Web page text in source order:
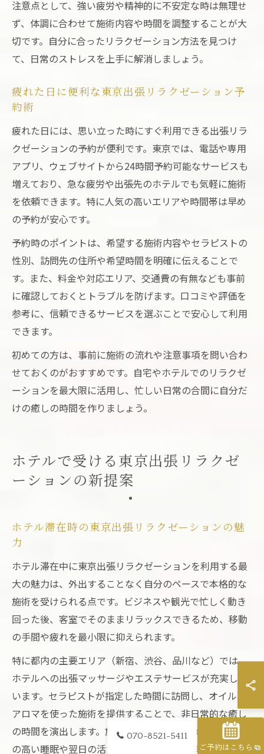
注意点として、強い疲労や精神的に不安定な時は無理せ
ず、体調に合わせて施術内容や時間を調整することが大
切です。自分に合ったリラクゼーション方法を見つけ
て、日常のストレスを上手に解消しましょう。
疲れた日に便利な東京出張リラクゼーション予
約術
疲れた日には、思い立った時にすぐ利用できる出張リラ
クゼーションの予約が便利です。東京では、電話や専用
アプリ、ウェブサイトから24時間予約可能なサービスも
増えており、急な疲労や出張先のホテルでも気軽に施術
を依頼できます。特に人気の高いエリアや時間帯は早め
の予約が安心です。
予約時のポイントは、希望する施術内容やセラピストの
性別、訪問先の住所や希望時間を明確に伝えることで
す。また、料金や対応エリア、交通費の有無なども事前
に確認しておくとトラブルを防げます。口コミや評価を
参考に、信頼できるサービスを選ぶことで安心して利用
できます。
初めての方は、事前に施術の流れや注意事項を問い合わ
せておくのがおすすめです。自宅やホテルでのリラクゼ
ーションを最大限に活用し、忙しい日常の合間に自分だ
けの癒しの時間を作りましょう。
ホテルで受ける東京出張リラクゼ
ーションの新提案
ホテル滞在時の東京出張リラクゼーションの魅
力
ホテル滞在中に東京出張リラクゼーションを利用する最
大の魅力は、外出することなく自分のペースで本格的な
施術を受けられる点です。ビジネスや観光で忙しく動き
回った後、客室でそのままリラックスできるため、移動
の手間や疲れを最小限に抑えられます。
特に都内の主要エリア（新宿、渋谷、品川など）では、
ホテルへの出張マッサージやエステサービスが充実して
います。セラピストが指定した時間に訪問し、オイルや
アロマを使った施術を提供することで、非日常的な癒し
の時間を演出します。施術後はそのまま休めるため、質
の高い睡眠や翌日の活力アップにも繋がります。
070-8521-5411
ご予約はこちら